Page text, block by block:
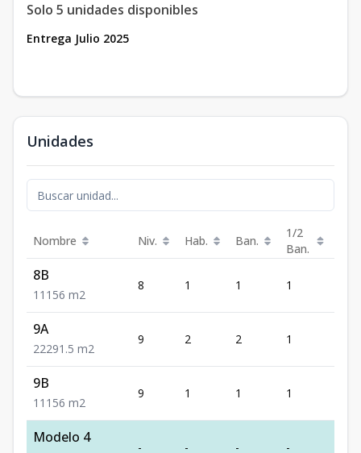
Solo 5 unidades disponibles
Entrega Julio 2025
Unidades
Nombre Niv. Hab. Ban.
1/2
Ban.
8B
1 1 1 56 m2
8 1 1 1
9A
22291.5 m2
9 2 2 1
9B
1 1 1 56 m2
9 1 1 1
Modelo 4
- - - -